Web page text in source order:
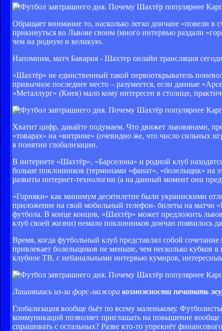
Обращает внимание то, насколько легко дончане «повели в
прикинуться во Львове своим (много интервью раздали
чем на родную и великую.
Напомним, матч Бавария - Шахтер онлайн трансляция
«Шахтёр» не единственный такой первооткрыватель
привычное последнее место – разумеется, если данные
«Металлург» (Киев) мало кому интересен в столице,
Хватит цифр, давайте подумаем. Что движет львовянами,
«товарах» на «витрине» (очевидно же, что число сильных
в понятии глобализации.
В интернете «Шахтёр», «Барселона» и родной клуб
больше поклонников (терминами «фанат», «болельщик» на
развиты интернет-технологии (а на данный момент они
«Горняки» как минимум десятилетие были украинскими
приложение на свой мобильный телефон- билеты на матчи
футбола. В конце концов, «Шахтёр» может предложить
клуб своей жизни) немало поклонников дончан появилось
Время, когда футбольный клуб представлял собой
привлекает болельщиков не меньше, чем несколько кубков
клубное ТВ, с небанальными интервью кумиров,
Лишившись из-за форс-мажора возможности печатать
Глобализация вообще бьёт по всему маленькому.
коммуникаций позволяет приглашать на повышение
спрашивать с остальных? Разве кто-то упрекнёт